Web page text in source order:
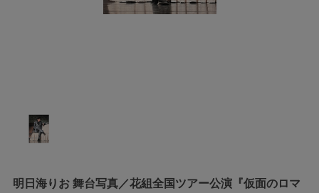
明日海りお 舞台写真／花組全国ツアー公演『仮面のロマ